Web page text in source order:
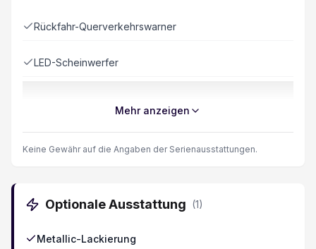
Rückfahr-Querverkehrswarner
LED-Scheinwerfer
LED Rückleuchten
Rücksitze umklappbar 60/40
Isofix-Kindersitzbefestigung
Mehr anzeigen
Keine Gewähr auf die Angaben der Serienausstattungen.
Optionale Ausstattung (1)
Metallic-Lackierung